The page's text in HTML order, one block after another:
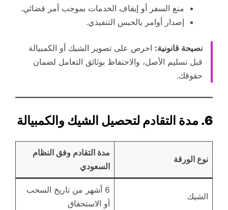
منع السفر أو إيقاف الخدمات بموجب أمر قضائي.
إصدار أوامر بالحبس التنفيذي.
نصيحة قانونية: احرص على تصوير الشيك أو الكمبيالة
قبل تسليم الأصل، والاحتفاظ بوثائق التعامل لضمان
حقوقك.
6. مدة التقادم لتحصيل الشيك والكمبيالة
نوع الورقة
مدة التقادم وفق النظام
السعودي
الشيك
6 أشهر من تاريخ السحب
أو الاستحقاق